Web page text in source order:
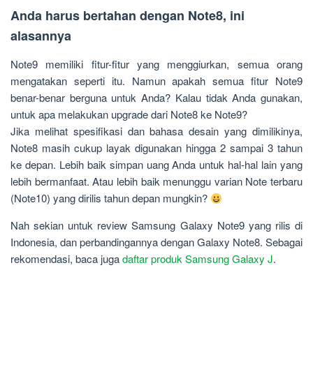
Anda harus bertahan dengan Note8, ini
alasannya
Note9 memiliki fitur-fitur yang menggiurkan, semua orang
mengatakan seperti itu. Namun apakah semua fitur Note9
benar-benar berguna untuk Anda? Kalau tidak Anda gunakan,
untuk apa melakukan upgrade dari Note8 ke Note9?
Jika melihat spesifikasi dan bahasa desain yang dimilikinya,
Note8 masih cukup layak digunakan hingga 2 sampai 3 tahun
ke depan. Lebih baik simpan uang Anda untuk hal-hal lain yang
lebih bermanfaat. Atau lebih baik menunggu varian Note terbaru
(Note10) yang dirilis tahun depan mungkin?
Nah sekian untuk review Samsung Galaxy Note9 yang rilis di
Indonesia, dan perbandingannya dengan Galaxy Note8. Sebagai
rekomendasi, baca jugadaftar produk Samsung Galaxy J.